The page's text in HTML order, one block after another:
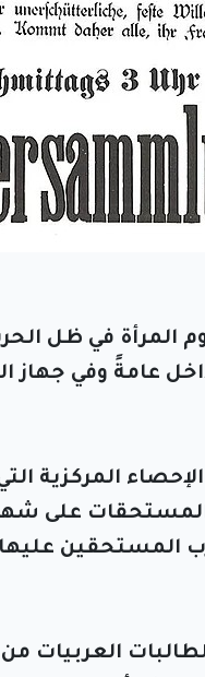
المرأة في ظل
عامةً وفي جهاز
عليها والتي كانت
العربيات